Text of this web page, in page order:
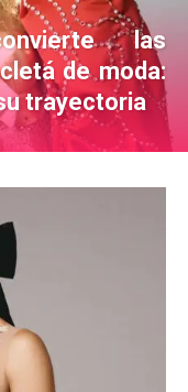
las
de moda:
trayectoria